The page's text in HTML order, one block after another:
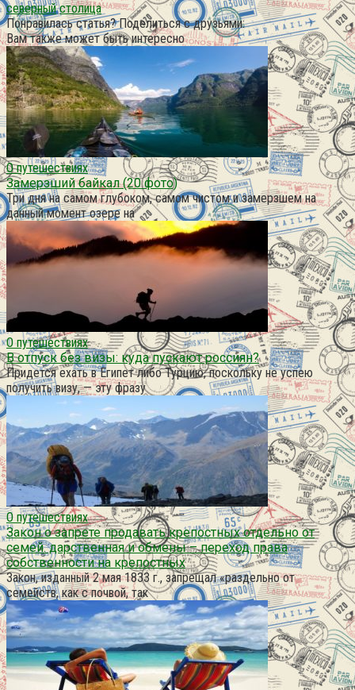
северный столица
Понравилась статья? Поделиться с друзьями:
Вам также может быть интересно
О путешествиях
Замерзший байкал (20 фото)
Три дня на самом глубоком, самом чистом и замерзшем на
данный момент озере на
О путешествиях
В отпуск без визы: куда пускают россиян?
Придется ехать в Египет либо Турцию, поскольку не успею
получить визу, — эту фразу
О путешествиях
Закон о запрете продавать крепостных отдельно от
семей. дарственная и обмены – переход права
собственности на крепостных
Закон, изданный 2 мая 1833 г., запрещал «раздельно от
семейств, как с почвой, так